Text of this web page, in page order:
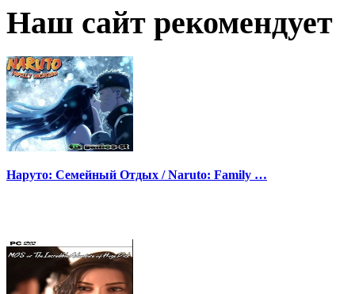
Наш сайт рекомендует
Наруто: Семейный Отдых / Naruto: Family …